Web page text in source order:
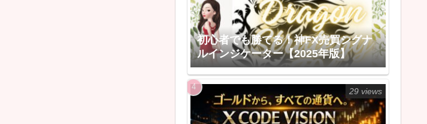
初心者でも勝てる！神FX売買シグナ
ルインジケーター【2025年版】
29 views